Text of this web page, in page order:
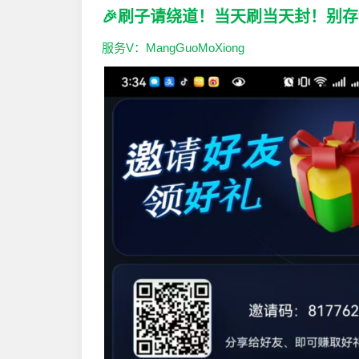
🎉刷子请绕道！当天刷当天封！别
服务V：MangGuoMoXiong